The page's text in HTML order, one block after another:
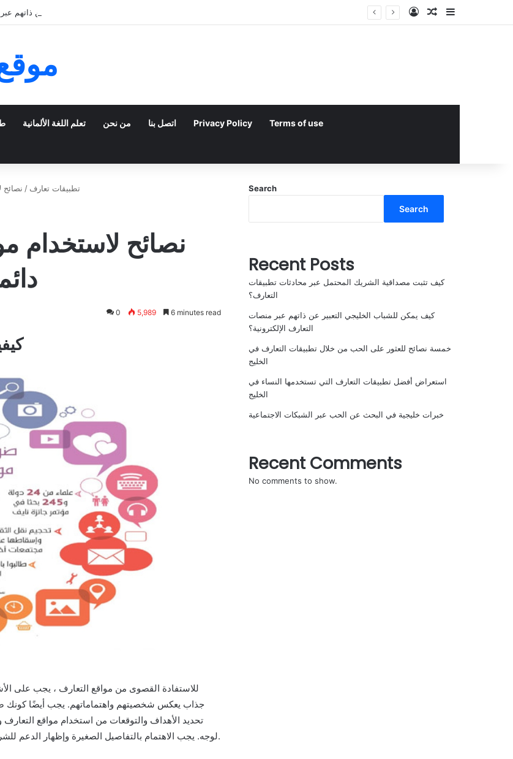
كيف يمكن للشباب الخليجي التعبير عن ذاتهم عبر Log InRandom Article
Sidebar
تعلم اللغة الألمانية من نحن اتصل بنا Privacy Policy Terms of use
تطبيقات تعارف / نصائح
نصائح لاستخدام
0 5,989 6 minutes read
للاستفادة القصوى من مواقع التعارف ، يجب على
جذاب يعكس شخصيتهم واهتماماتهم. يجب أيضًا كونك
تحديد الأهداف والتوقعات من استخدام مواقع التعارف
لوجه. يجب الاهتمام بالتفاصيل الصغيرة وإظهار الدعم للشريك المحتمل. الصدق والاتزان هما مفتاح بناء علاقات دائمة ومستدامة.
Search
Search
Recent Posts
كيف تثبت مصداقية الشريك المحتمل عبر محادثات تطبيقات
التعارف؟
كيف يمكن للشباب الخليجي التعبير عن ذاتهم عبر منصات
التعارف الإلكترونية؟
خمسة نصائح للعثور على الحب من خلال تطبيقات التعارف في
الخليج
استعراض أفضل تطبيقات التعارف التي تستخدمها النساء في
الخليج
خبرات خليجية في البحث عن الحب عبر الشبكات الاجتماعية
Recent Comments
No comments to show.